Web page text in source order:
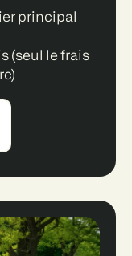
principal
(seul le frais